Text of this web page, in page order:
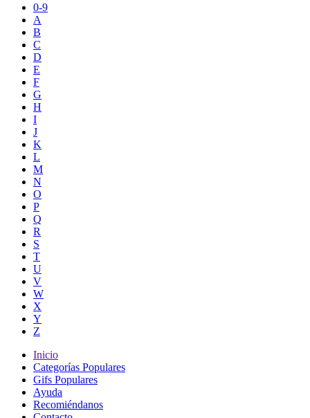
0-9
A
B
C
D
E
F
G
H
I
J
K
L
M
N
O
P
Q
R
S
T
U
V
W
X
Y
Z
Inicio
Categorías Populares
Gifs Populares
Ayuda
Recomiéndanos